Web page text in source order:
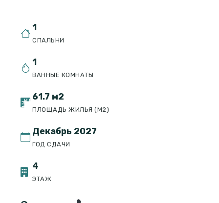
1
СПАЛЬНИ
1
ВАННЫЕ КОМНАТЫ
61.7 м2
ПЛОЩАДЬ ЖИЛЬЯ (М2)
Декабрь 2027
ГОД СДАЧИ
4
ЭТАЖ